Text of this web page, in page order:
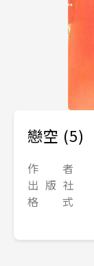
戀空 (5)
作 者
出 版 社
格 式